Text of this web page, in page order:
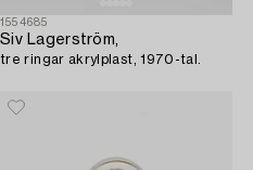
1554685
Siv Lagerström,
tre ringar akrylplast, 1970-tal.